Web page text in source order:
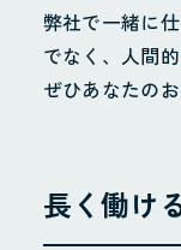
弊社で一緒に
でなく、人間
ぜひあなたの
長く働け